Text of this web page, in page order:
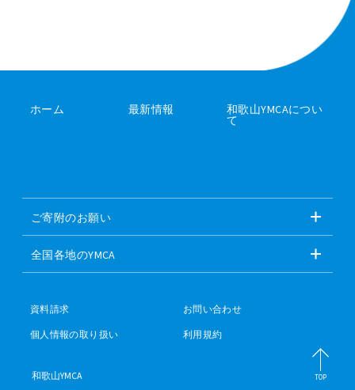
ホーム 最新情報 和歌山YMCAについ
て
ご寄附のお願い
全国各地のYMCA
資料請求 お問い合わせ
個人情報の取り扱い 利用規約
和歌山YMCA TOP